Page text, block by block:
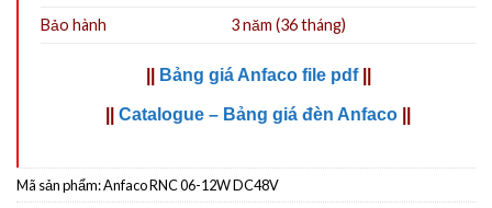
Bảo hành
3 năm (36 tháng)
Bảng giá Anfaco file pdf
Catalogue – Bảng giá đèn Anfaco
Mã sản phẩm:Anfaco RNC 06-12W DC48V